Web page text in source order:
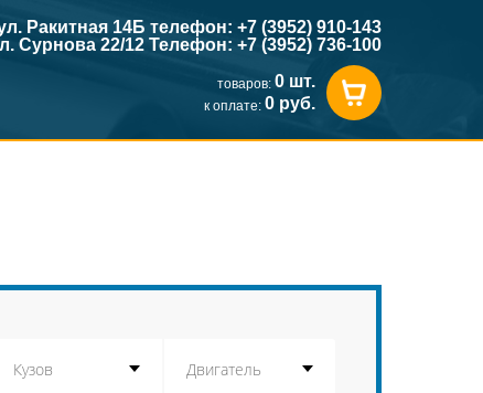
Ракитная 14Б телефон: +7 (3952) 910-143
Сурнова 22/12 Телефон: +7 (3952) 736-100
товаров: 0 шт.
к оплате: 0 руб.